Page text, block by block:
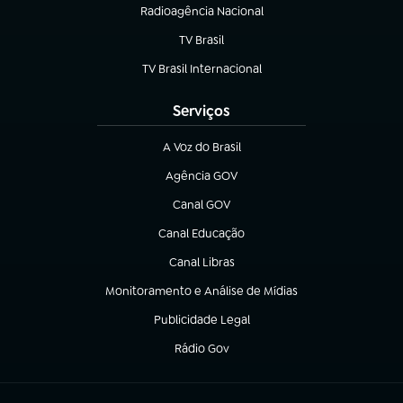
Radioagência Nacional
(abre em nova aba)
TV Brasil
(abre em nova aba)
TV Brasil Internacional
(abre em nova aba)
Serviços
A Voz do Brasil
(abre em nova aba)
Agência GOV
(abre em nova aba)
Canal GOV
(abre em nova aba)
Canal Educação
(abre em nova aba)
Canal Libras
(abre em nova aba)
Monitoramento e Análise de Mídias
(abre em nova aba)
Publicidade Legal
(abre em nova aba)
Rádio Gov
(abre em nova aba)